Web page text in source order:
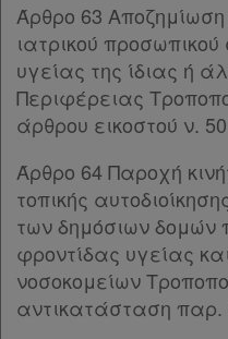
Παρ.1
Παρ.2
Παρ.3
Παρ.4
Παρ.5
Άρθρο 63
ιατρικού
υγείας της ίδιας ή
Περιφέρειας
άρθρου εικοστού ν.
Άρθρο 64 Παροχή
τοπικής
των δημόσιων δομών
φροντίδας υγείας
νοσοκομείων
αντικατάσταση παρ.